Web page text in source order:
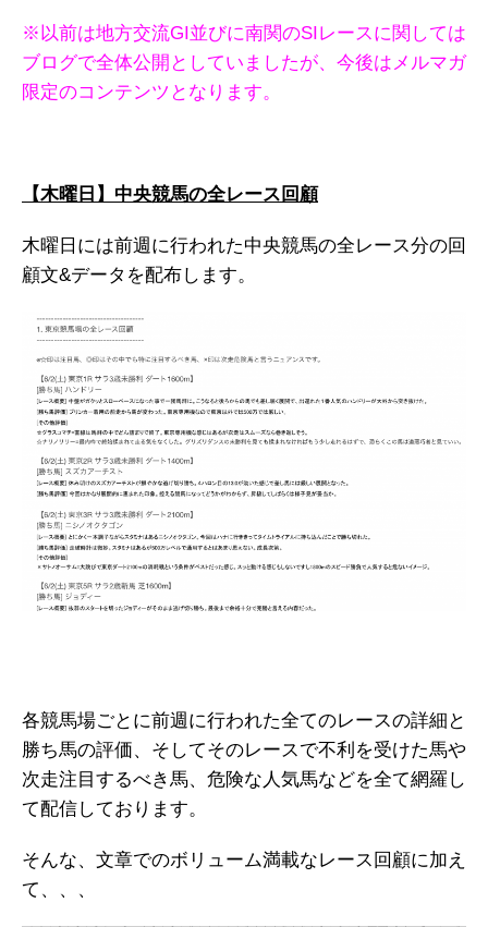
※以前は地方交流GI並びに南関のSIレースに関しては
ブログで全体公開としていましたが、今後はメルマガ
限定のコンテンツとなります。
【木曜日】中央競馬の全レース回顧
木曜日には前週に行われた中央競馬の全レース分の回
顧文&データを配布します。
各競馬場ごとに前週に行われた全てのレースの詳細と
勝ち馬の評価、そしてそのレースで不利を受けた馬や
次走注目するべき馬、危険な人気馬などを全て網羅し
て配信しております。
そんな、文章でのボリューム満載なレース回顧に加え
て、、、